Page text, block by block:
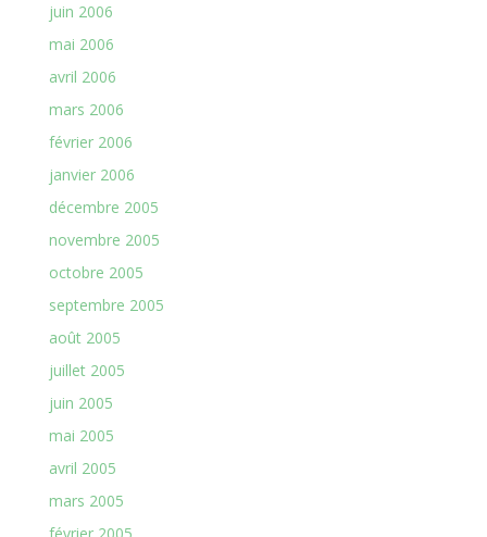
juin 2006
mai 2006
avril 2006
mars 2006
février 2006
janvier 2006
décembre 2005
novembre 2005
octobre 2005
septembre 2005
août 2005
juillet 2005
juin 2005
mai 2005
avril 2005
mars 2005